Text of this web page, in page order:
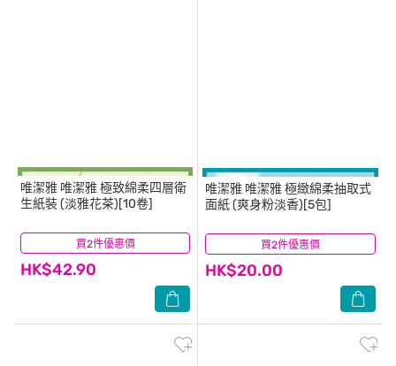
買2件優惠價
唯潔雅 唯潔雅 極致綿柔四層衛
生紙裝 (淡雅花茶)[10卷]
HK$42.90
(9) 買2件優惠價
唯潔雅 唯潔雅 極緻綿柔抽取式
面紙 (爽身粉淡香)[5包]
HK$20.00
(3)